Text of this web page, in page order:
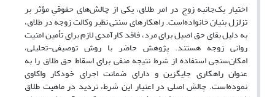
اختیار یک‌جانبه زوج در امر طلاق، یکی از چالش‌های حقوقیِ مؤثر بر
تزلزل بنیان خانواده‌است. راهکارهای سنتی نظیر وکالت زوجه در طلاق،
به دلیل بقای حق اصیل برای مرد، فاقد کارآمدی لازم برای تأمین امنیت
روانی زوجه هستند. پژوهش حاضر با روش توصیفی-تحلیلی،
امکان‌سنجی استفاده از شرط نتیجه منفی برای اسقاط حق طلاق را به
عنوان راهکاری جایگزین و دارای ضمانت اجرای خودکار واکاوی
نموده‌است. چالش اصلی در اعتبار این شرط، تردید در ماهیت طلاق